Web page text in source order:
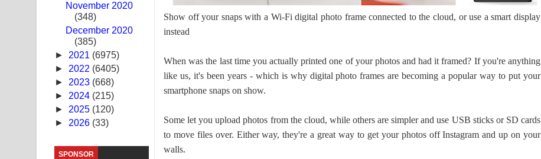
Pa Sina Song Lyrics - පෑ සිනා ගීතයේ පද පෙළ
Manobhawa Song Lyrics - මනෝභව ගීතයේ පද පෙළ
Akahe Indala Song Lyrics - ආකාහේ ඉඳලා ගීතයේ පද පෙළ
Raawaya Song Lyrics - රාවය ගීතයේ පද පෙළ
Saddeta Denna Song Lyrics - සද්දෙට දෙන්න ගීතයේ පද පෙළ
November 2020
(348)
December 2020
(385)
► 2021 (6975)
► 2022 (6405)
► 2023 (668)
► 2024 (215)
► 2025 (120)
► 2026 (33)
SPONSOR
Show off your snaps with a Wi-Fi digital photo frame connected to the cloud, or use a smart display
instead
When was the last time you actually printed one of your photos and had it framed? If you're anything
like us, it's been years - which is why digital photo frames are becoming a popular way to put your
smartphone snaps on show.
Some let you upload photos from the cloud, while others are simpler and use USB sticks or SD cards
to move files over. Either way, they're a great way to get your photos off Instagram and up on your
walls.